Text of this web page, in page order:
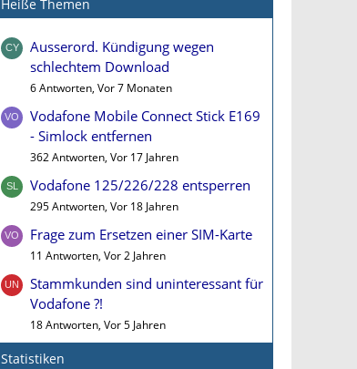
Heiße Themen
Ausserord. Kündigung wegen
schlechtem Download
6 Antworten, Vor 7 Monaten
Vodafone Mobile Connect Stick E169
- Simlock entfernen
362 Antworten, Vor 17 Jahren
Vodafone 125/226/228 entsperren
295 Antworten, Vor 18 Jahren
Frage zum Ersetzen einer SIM-Karte
11 Antworten, Vor 2 Jahren
Stammkunden sind uninteressant für
Vodafone ?!
18 Antworten, Vor 5 Jahren
Statistiken